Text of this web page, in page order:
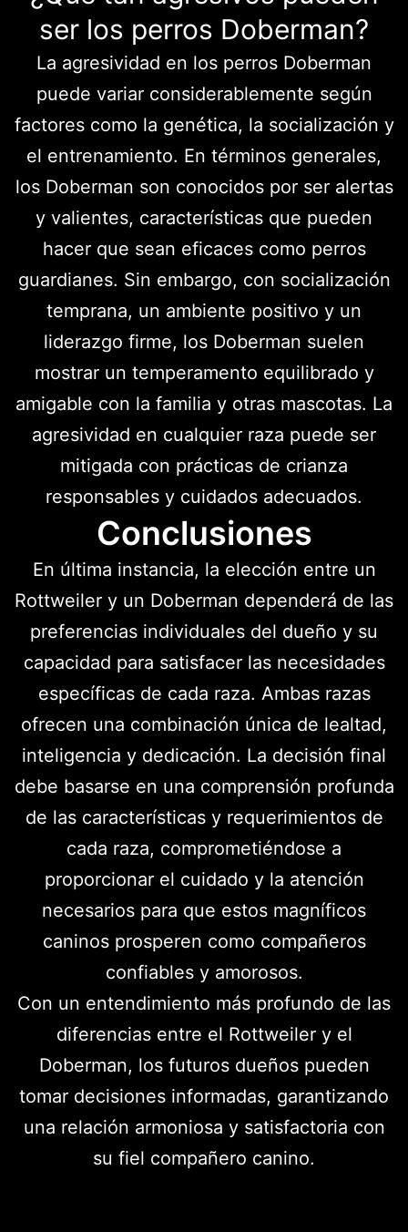
ser los perros Doberman?
La agresividad en los perros Doberman
puede variar considerablemente según
factores como la genética, la socialización y
el entrenamiento. En términos generales,
los Doberman son conocidos por ser alertas
y valientes, características que pueden
hacer que sean eficaces como perros
guardianes. Sin embargo, con socialización
temprana, un ambiente positivo y un
liderazgo firme, los Doberman suelen
mostrar un temperamento equilibrado y
amigable con la familia y otras mascotas. La
agresividad en cualquier raza puede ser
mitigada con prácticas de crianza
responsables y cuidados adecuados.
Conclusiones
En última instancia, la elección entre un
Rottweiler y un Doberman dependerá de las
preferencias individuales del dueño y su
capacidad para satisfacer las necesidades
específicas de cada raza. Ambas razas
ofrecen una combinación única de lealtad,
inteligencia y dedicación. La decisión final
debe basarse en una comprensión profunda
de las características y requerimientos de
cada raza, comprometiéndose a
proporcionar el cuidado y la atención
necesarios para que estos magníficos
caninos prosperen como compañeros
confiables y amorosos.
Con un entendimiento más profundo de las
diferencias entre el Rottweiler y el
Doberman, los futuros dueños pueden
tomar decisiones informadas, garantizando
una relación armoniosa y satisfactoria con
su fiel compañero canino.